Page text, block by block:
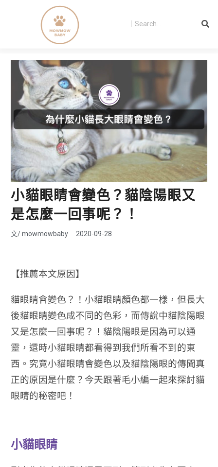
小貓眼睛會變色？貓陰陽眼又
是怎麼一回事呢？！
文/mowmowbaby 2020-09-28
【推薦本文原因】
貓眼睛會變色？！小貓眼睛顏色都一樣，但長大
後貓眼睛變色成不同的色彩，而傳說中貓陰陽眼
又是怎麼一回事呢？！貓陰陽眼是因為可以通
靈，還時小貓眼睛都看得到我們所看不到的東
西。究竟小貓眼睛會變色以及貓陰陽眼的傳聞真
正的原因是什麼？今天跟著毛小編一起來探討貓
眼睛的秘密吧！
小貓眼睛